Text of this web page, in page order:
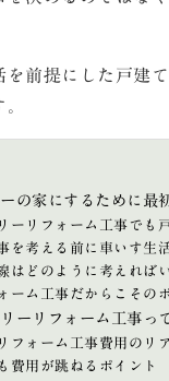
を前提にした戸建
の家にするために最
ーリフォーム工事でも
を考える前に車いす生
はどのように考えれば
ーム工事だからこその
ーリフォーム工事っ
フォーム工事費用のリ
費用が跳ねるポイント